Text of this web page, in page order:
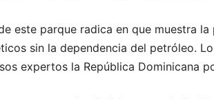
este parque radica en que muestra
sin la dependencia del petróleo.
expertos la República Dominicana